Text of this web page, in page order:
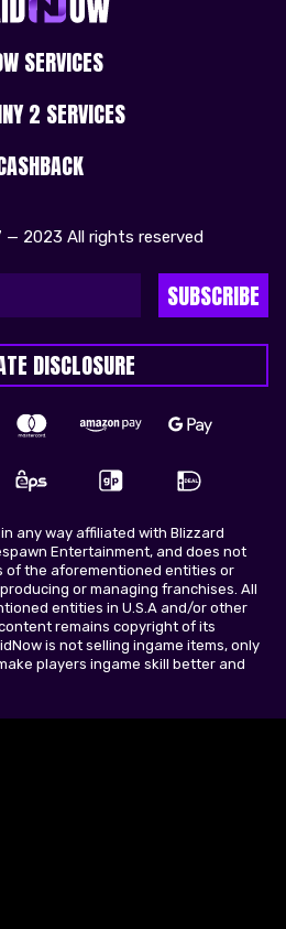
— 2023 All rights reserved
SERVICES
2 SERVICES
SUBSCRIBE
DISCLOSURE
any way affiliated with Blizzard
Entertainment, and does not
of the aforementioned entities or
or managing franchises. All
entities in U.S.A and/or other
remains copyright of its
is not selling ingame items, only
players ingame skill better and